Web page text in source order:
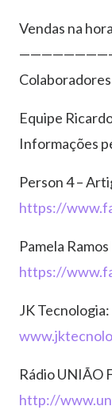
Vendas na
Equipe
Informações
Person 4 –
https://
Pamela
https://
JK Tecnologia:
Rádio UNIÃO
http://